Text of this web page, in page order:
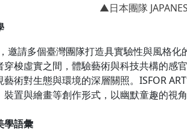
▲日本團隊
邀請多個臺灣團隊打造具實驗性與風格
梭虛實之間，體驗藝術與科技共構的感
術對生態與環境的深層關照。ISFOR
置與繪畫等創作形式，以幽默童趣的視
學語彙